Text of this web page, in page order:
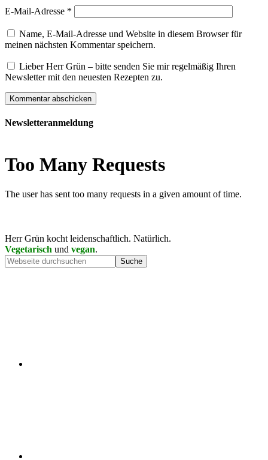
E-Mail-Adresse *
Name, E-Mail-Adresse und Website in diesem Browser für
meinen nächsten Kommentar speichern.
Lieber Herr Grün – bitte senden Sie mir regelmäßig Ihren
Newsletter mit den neuesten Rezepten zu.
Newsletteranmeldung
Herr Grün kocht leidenschaftlich. Natürlich.
Vegetarisch und vegan.